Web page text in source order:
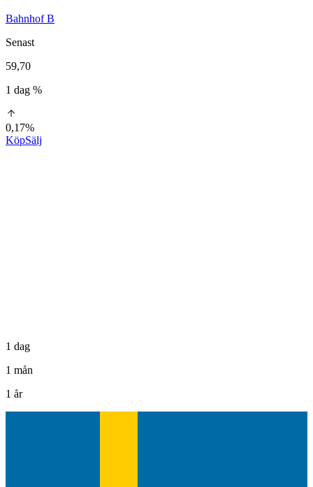
Bahnhof B
Senast
59,70
1 dag %
0,17%
KöpSälj
1 dag
1 mån
1 år